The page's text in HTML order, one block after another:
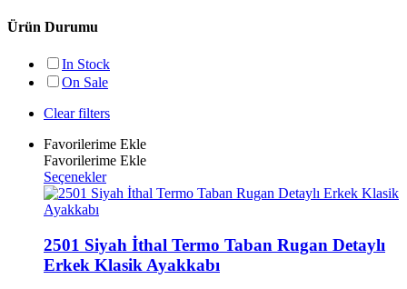
Ürün Durumu
In Stock
On Sale
Clear filters
Favorilerime Ekle
Favorilerime Ekle
SeçeneklerBu
ürünün
varyasyonu
var.
Seçenekler
2501 Siyah İthal Termo Taban Rugan Detaylı
Erkek Klasik Ayakkabı